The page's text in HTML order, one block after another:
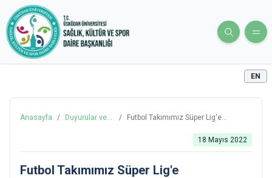
EN
Anasayfa /
Duyurular ve
/
Futbol Takımımız Süper Lig'e
18 Mayıs 2022
Futbol Takımımız Süper Lig'e